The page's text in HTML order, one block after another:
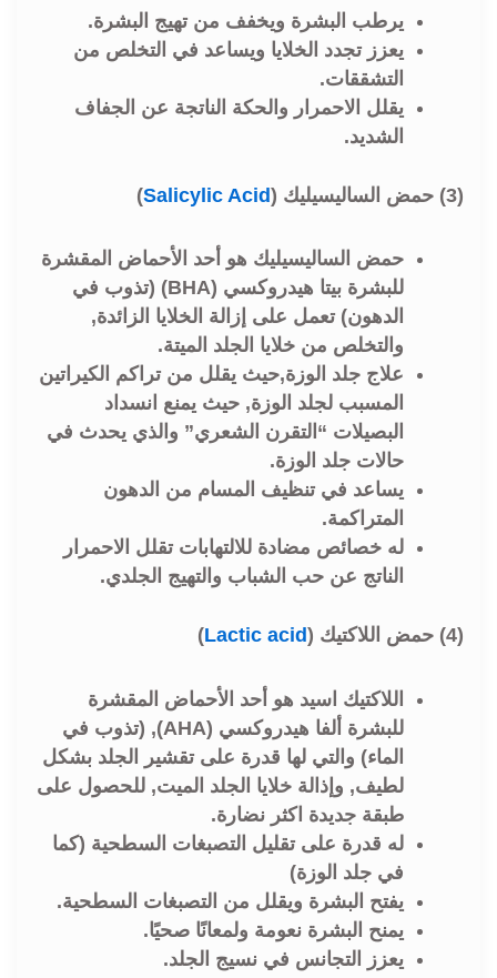
يرطب البشرة ويخفف من تهيج البشرة.
يعزز تجدد الخلايا ويساعد في التخلص من
التشققات.
يقلل الاحمرار والحكة الناتجة عن الجفاف
الشديد.
(3) حمض الساليسيليك ( Salicylic Acid
)
حمض الساليسيليك هو أحد الأحماض المقشرة
للبشرة بيتا هيدروكسي (BHA) (تذوب في
الدهون) تعمل على إزالة الخلايا الزائدة,
والتخلص من خلايا الجلد الميتة.
علاج جلد الوزة,حيث يقلل من تراكم الكيراتين
المسبب لجلد الوزة, حيث يمنع انسداد
البصيلات “التقرن الشعري” والذي يحدث في
حالات جلد الوزة.
يساعد في تنظيف المسام من الدهون
المتراكمة.
له خصائص مضادة للالتهابات تقلل الاحمرار
الناتج عن حب الشباب والتهيج الجلدي.
(4) حمض اللاكتيك (Lactic acid
)
اللاكتيك اسيد هو أحد الأحماض المقشرة
للبشرة ألفا هيدروكسي (AHA), (تذوب في
الماء) والتي لها قدرة على تقشير الجلد بشكل
لطيف, وإذالة خلايا الجلد الميت, للحصول على
طبقة جديدة اكثر نضارة.
له قدرة على تقليل التصبغات السطحية (كما
في جلد الوزة)
يفتح البشرة ويقلل من التصبغات السطحية.
يمنح البشرة نعومة ولمعانًا صحيًا.
يعزز التجانس في نسيج الجلد.